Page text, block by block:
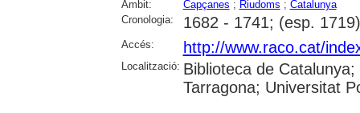
Àmbit: Capçanes ; Riudoms ; Catalunya
Cronologia:
1682 - 1741; (esp. 1719)
Accés: http://www.raco.cat/
Localització: Biblioteca de
Tarragona; Universitat